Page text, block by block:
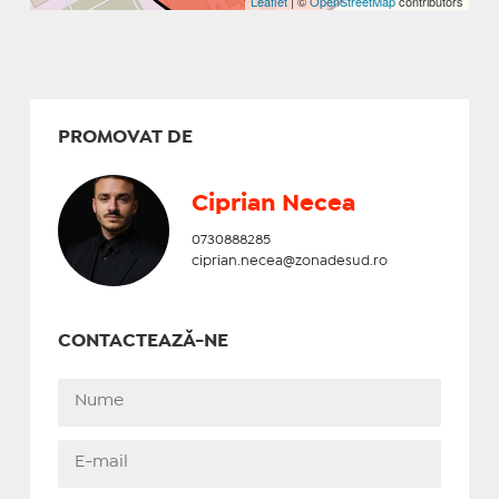
PROMOVAT DE
Ciprian Necea
0730888285
ciprian.necea@zonadesud.ro
CONTACTEAZĂ-NE